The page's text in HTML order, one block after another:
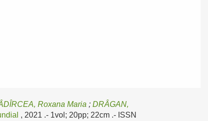
Roxana Maria ;DRÂGAN,
, 2021 .- 1vol; 20pp; 22cm .- ISSN